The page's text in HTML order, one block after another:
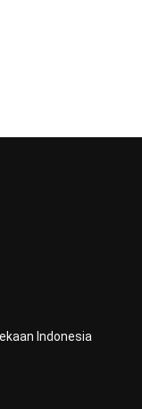
Indonesia